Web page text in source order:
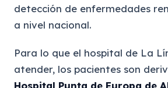
detección de enfermedades
a nivel nacional.
Para lo que el hospital de La
atender, los pacientes son
Hospital Punta de Europa de